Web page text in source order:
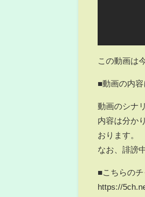
この動画は
■動画の内
動画のシナ
内容は分か
おります。
なお、誹謗
■こちらの
https://